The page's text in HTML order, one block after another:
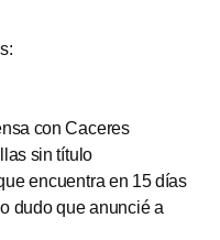
con Caceres
sin título
encuentra en 15 días
dudo que anuncié a